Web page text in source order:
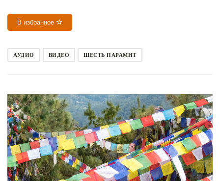
В избранное
АУДИО ВИДЕО ШЕСТЬ ПАРАМИТ